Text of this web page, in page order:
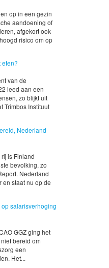
op in een gezin
aandoening of
afgekort ook
risico om op
eten?
van de
leed aan een
zo blijkt uit
Trimbos Instituut
Nederland
is Finland
bevolking, zo
Nederland
en staat nu op de
salarisverhoging
GGZ ging het
bereid om
een
Het...